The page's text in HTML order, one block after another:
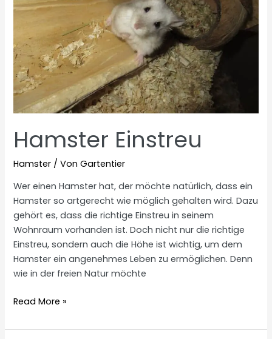
Hamster Einstreu
Hamster / VonGartentier
Wer einen Hamster hat, der möchte natürlich, dass ein
Hamster so artgerecht wie möglich gehalten wird. Dazu
gehört es, dass die richtige Einstreu in seinem
Wohnraum vorhanden ist. Doch nicht nur die richtige
Einstreu, sondern auch die Höhe ist wichtig, um dem
Hamster ein angenehmes Leben zu ermöglichen. Denn
wie in der freien Natur möchte
Hamster
Read More »